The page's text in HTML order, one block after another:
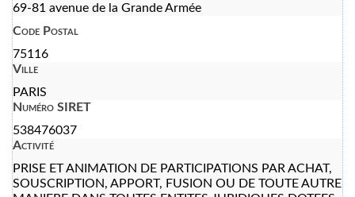
69-81 avenue de la Grande Armée
Code Postal
75116
Ville
PARIS
Numéro SIRET
538476037
Activité
PRISE ET ANIMATION DE PARTICIPATIONS PAR ACHAT,
SOUSCRIPTION, APPORT, FUSION OU DE TOUTE AUTRE